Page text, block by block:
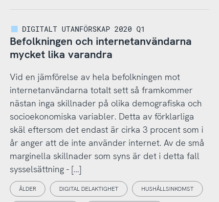
DIGITALT UTANFÖRSKAP 2020 Q1
Befolkningen och internetanvändarna
mycket lika varandra
Vid en jämförelse av hela befolkningen mot
internetanvändarna totalt sett så framkommer
nästan inga skillnader på olika demografiska och
socioekonomiska variabler. Detta av förklarliga
skäl eftersom det endast är cirka 3 procent som i
år anger att de inte använder internet. Av de små
marginella skillnader som syns är det i detta fall
sysselsättning - […]
ÅLDER DIGITAL DELAKTIGHET HUSHÅLLSINKOMST